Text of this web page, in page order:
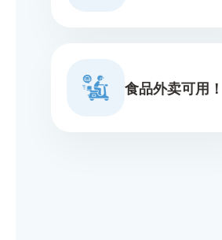
食品外卖可用！